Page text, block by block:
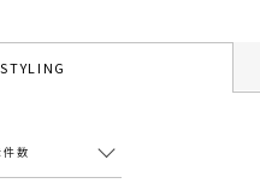
STYLING
件数